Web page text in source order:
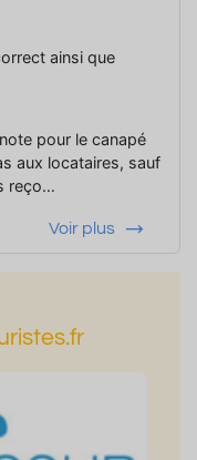
ainsi que
pour le canapé
aux locataires, sauf
reço…
Voir plus